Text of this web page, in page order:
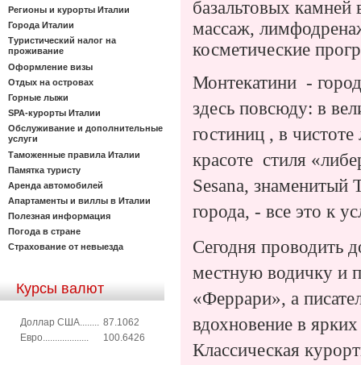
Регионы и курорты Италии
Города Италии
Туристический налог на
проживание
Оформление визы
Отдых на островах
Горные лыжи
SPA-курорты Италии
Обслуживание и дополнительные
услуги
Таможенные правила Италии
Памятка туристу
Аренда автомобилей
Апартаменты и виллы в Италии
Полезная информация
Погода в стране
Страхование от невыезда
Курсы валют
Доллар США........ 87.1062
Евро...................
100.6426
базальтовых камней
массаж,
косметические
Монтекатини -
здесь повсюду: в
гостиниц , в
красоте стиля
Sesana, знаменитый
города, - все это к
Сегодня проводить
местную водичку и
«Феррари», а
вдохновение в
Классическая